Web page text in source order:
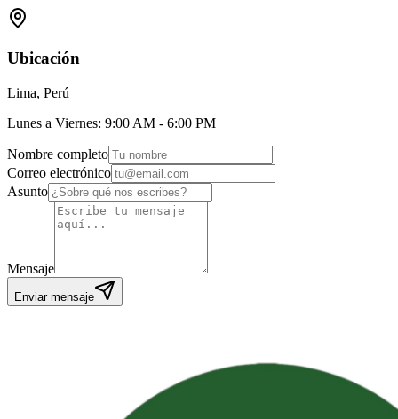
Ubicación
Lima, Perú
Lunes a Viernes: 9:00 AM - 6:00 PM
Nombre completo
Correo electrónico
Asunto
Mensaje
Enviar mensaje